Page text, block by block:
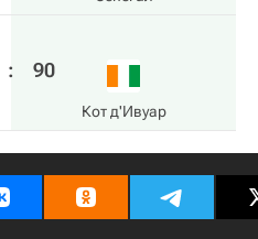
: 90
Кот д'Ивуар